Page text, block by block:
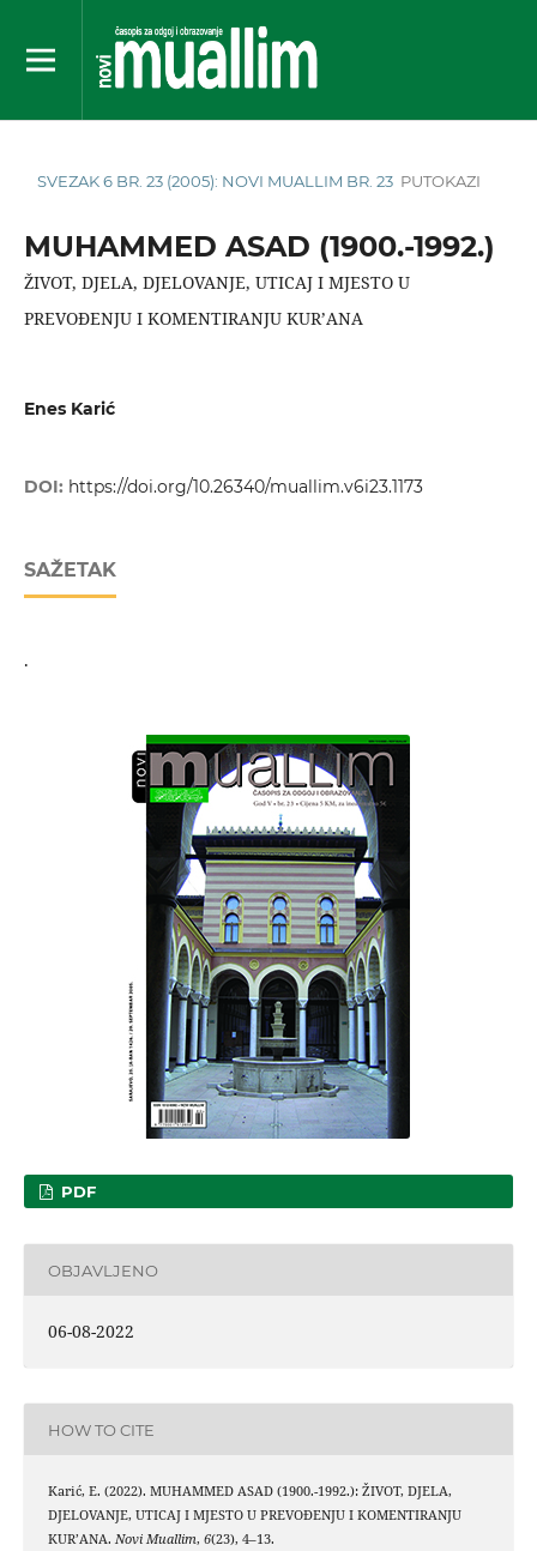
SVEZAK 6 BR. 23 (2005): NOVI MUALLIM BR. 23 PUTOKAZI
MUHAMMED ASAD (1900.-1992.)
ŽIVOT, DJELA, DJELOVANJE, UTICAJ I MJESTO U
PREVOĐENJU I KOMENTIRANJU KUR’ANA
Enes Karić
DOI: https://doi.org/10.26340/muallim.v6i23.1173
SAŽETAK
.
PDF
OBJAVLJENO
06-08-2022
HOW TO CITE
Karić, E. (2022). MUHAMMED ASAD (1900.-1992.): ŽIVOT, DJELA,
DJELOVANJE, UTICAJ I MJESTO U PREVOĐENJU I KOMENTIRANJU
KUR’ANA. Novi Muallim, 6(23), 4–13.